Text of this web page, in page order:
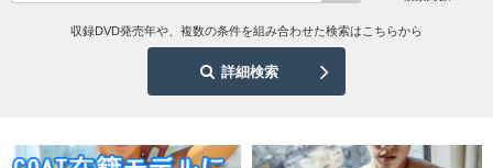
収録DVD発売年や、複数の条件を組み合わせた検索はこちらから
詳細検索